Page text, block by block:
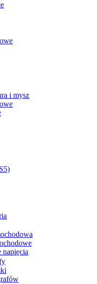
i mysz
napięcia